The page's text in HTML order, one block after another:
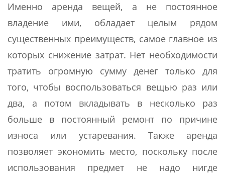
Именно аренда вещей, а не постоянное
владение ими, обладает целым рядом
существенных преимуществ, самое главное из
которых снижение затрат. Нет необходимости
тратить огромную сумму денег только для
того, чтобы воспользоваться вещью раз или
два, а потом вкладывать в несколько раз
больше в постоянный ремонт по причине
износа или устаревания. Также аренда
позволяет экономить место, поскольку после
использования предмет не надо нигде